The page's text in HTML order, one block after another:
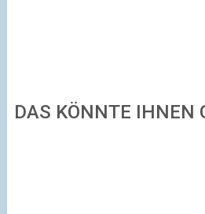
DAS KÖNNTE IHNEN